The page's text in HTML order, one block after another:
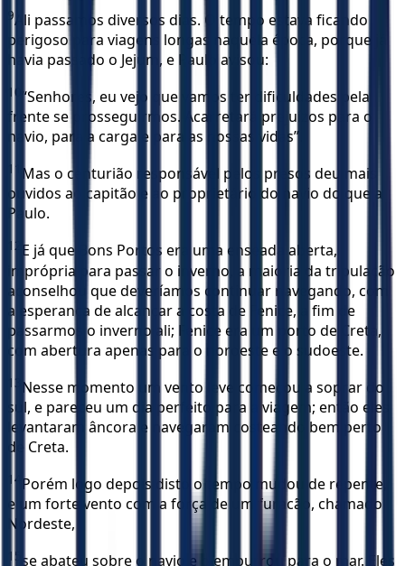
9Ali passamos diversos dias. O tempo estava ficando
perigoso para viagens longas naquela época, porque já
havia passado o Jejum, e Paulo avisou:
10 “Senhores, eu vejo que vamos ter dificuldades pela
frente se prosseguirmos. Acarretará prejuízos para o
navio, para a carga e para as nossas vidas”.
11
Mas o centurião responsável pelos presos deu mais
ouvidos ao capitão e ao proprietário do navio do que a
Paulo.
12 E já que Bons Portos era uma enseada aberta,
imprópria para passar o inverno, a maioria da tripulação
aconselhou que deveríamos continuar navegando, com
a esperança de alcançar a costa de Fenice, a fim de
passarmos o inverno ali; Fenice era um porto de Creta,
com abertura apenas para o noroeste e o sudoeste.
13 Nesse momento um vento leve começou a soprar do
sul, e pareceu um dia perfeito para a viagem; então eles
levantaram âncora e navegaram costeando bem perto
de Creta.
14 Porém logo depois disto o tempo mudou de repente,
e um forte vento com a força de um furacão, chamado
Nordeste,
15 se abateu sobre o navio e o empurrou para o mar. Eles